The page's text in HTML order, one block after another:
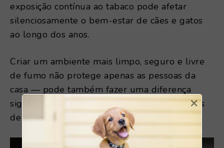
exposição contínua ao tabaco pode afetar
silenciosamente o bem-estar de cães e gatos
ao longo dos anos.
Criar um ambiente mais limpo, seguro e livre
de fumo não protege apenas as pessoas da
casa — pode também fazer uma diferença
significativa na qualidade de vida dos animais
de companhia.
×